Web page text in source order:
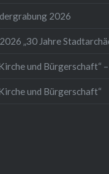
2026
„30 Jahre
und Bürgerschaft“
und Bürgerschaft“